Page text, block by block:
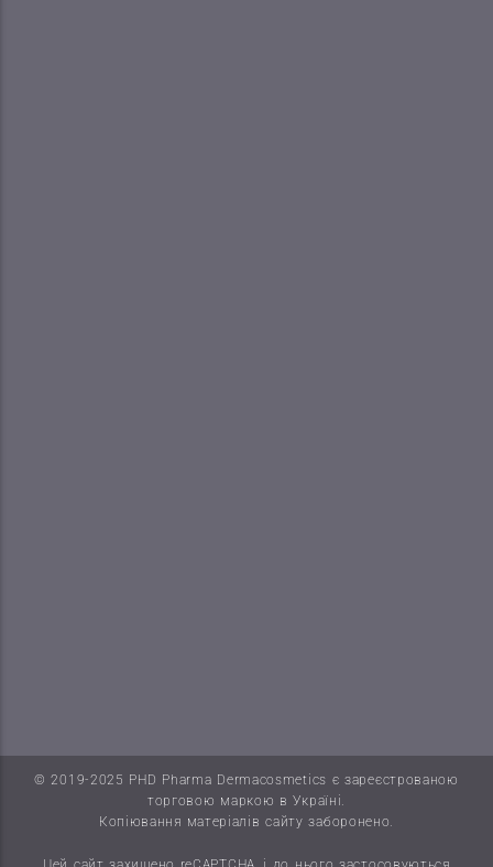
© 2019-2025 PHD Pharma Dermacosmetics є зареєстрованою
торговою маркою в Україні.
Копіювання матеріалів сайту заборонено.